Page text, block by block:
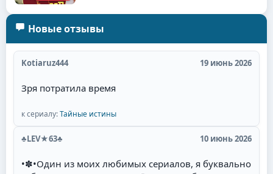
Новые отзывы
Kotiaruz444 19 июнь 2026
Зря потратила время
к сериалу:Тайные истины
♣LEV★63♣ 10 июнь 2026
•✽•Один из моих любимых сериалов, я буквально